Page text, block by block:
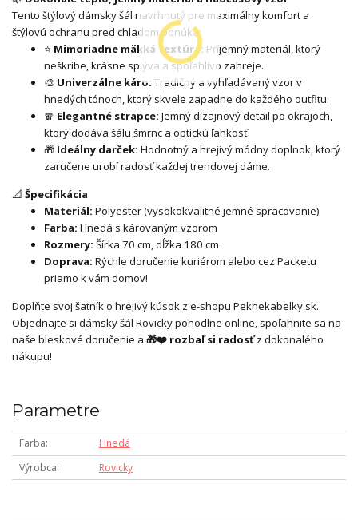
Tento štýlový dámsky šál navrhnutý pre maximálny komfort a
štýlovú ochranu pred chladom ponúka:
⭐ Mimoriadne mäkká textúra: Príjemný materiál, ktorý
neškribe, krásne splýva a spoľahlivo zahreje.
🎨 Univerzálne káro: Tradičný a vyhľadávaný vzor v
hnedých tónoch, ktorý skvele zapadne do každého outfitu.
🧣 Elegantné strapce: Jemný dizajnový detail po okrajoch,
ktorý dodáva šálu šmrnc a optickú ľahkosť.
🎁 Ideálny darček: Hodnotný a hrejivý módny doplnok, ktorý
zaručene urobí radosť každej trendovej dáme.
📐 Špecifikácia
Materiál: Polyester (vysokokvalitné jemné spracovanie)
Farba: Hnedá s károvaným vzorom
Rozmery: Šírka 70 cm, dĺžka 180 cm
Doprava: Rýchle doručenie kuriérom alebo cez Packetu
priamo k vám domov!
Doplňte svoj šatník o hrejivý kúsok z e-shopu Peknekabelky.sk.
Objednajte si dámsky šál Rovicky pohodlne online, spoľahnite sa na
naše bleskové doručenie a 🎁❤️ rozbaľ si radosťz dokonalého
nákupu!
Parametre
Farba
Hnedá
Výrobca
Rovicky